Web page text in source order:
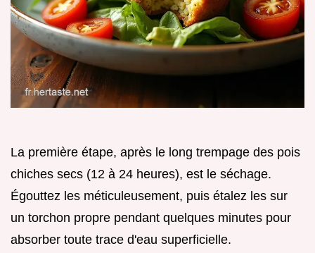
La première étape, après le long trempage des pois
chiches secs (12 à 24 heures), est le séchage.
Égouttez les méticuleusement, puis étalez les sur
un torchon propre pendant quelques minutes pour
absorber toute trace d'eau superficielle.